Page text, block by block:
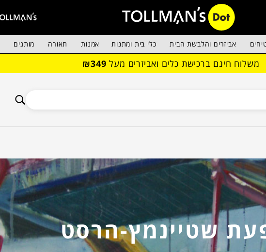
אביזרים והלבשת הבית כלי בית ומתנות אמנות תאורה מותגים
משלוח חינם ברכישת כלים ואביזרים מעל ₪349
שטיינמץ-הרסט